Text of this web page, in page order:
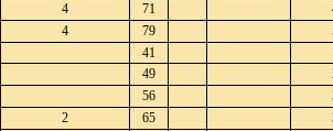
4 71
4 79
41
49
56
2 65